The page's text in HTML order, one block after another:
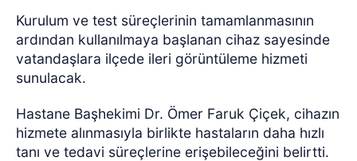
Kurulum ve test süreçlerinin tamamlanmasının
ardından kullanılmaya başlanan cihaz sayesinde
vatandaşlara ilçede ileri görüntüleme hizmeti
sunulacak.
Hastane Başhekimi Dr. Ömer Faruk Çiçek, cihazın
hizmete alınmasıyla birlikte hastaların daha hızlı
tanı ve tedavi süreçlerine erişebileceğini belirtti.